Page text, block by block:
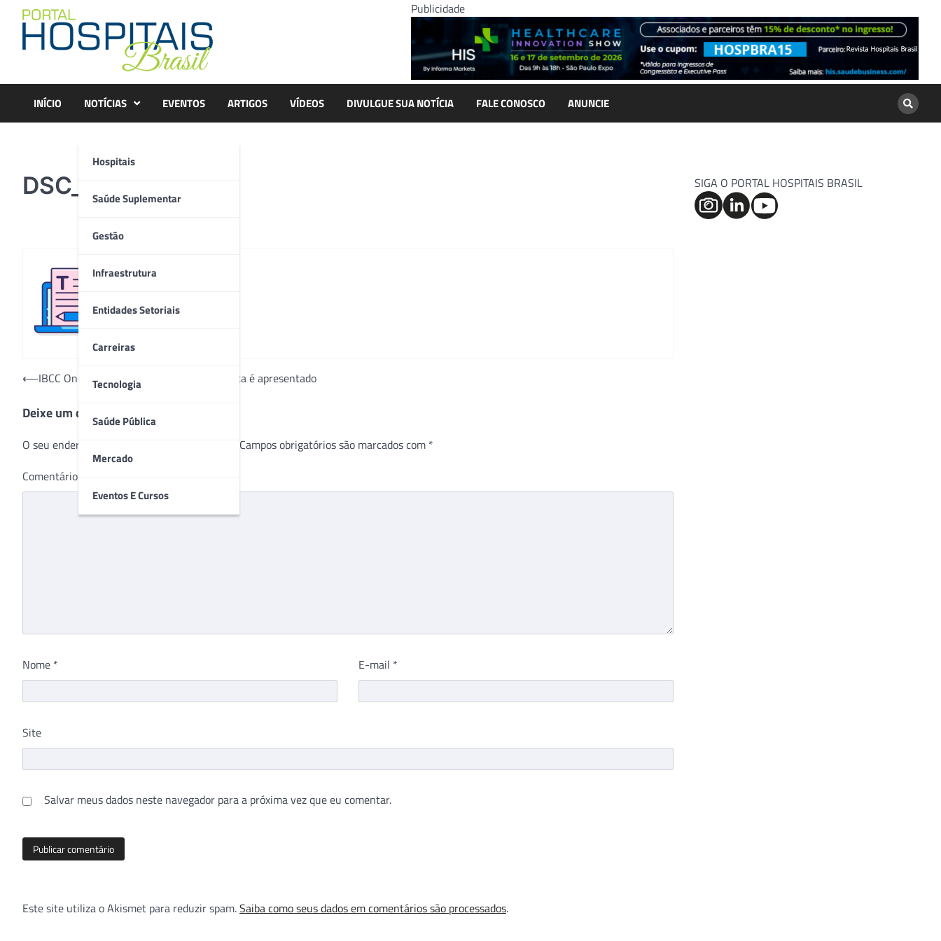
content
Publicidade
INÍCIO NOTÍCIAS
Hospitais
Saúde Suplementar
Gestão
Infraestrutura
Entidades Setoriais
Carreiras
Tecnologia
Saúde Pública
Mercado
Eventos E Cursos
EVENTOS ARTIGOS VÍDEOS DIVULGUE SUA NOTÍCIA FALE CONOSCO ANUNCIE
DSC_06451
Navegação
Post
⟵IBCC Oncologia: reposicionamento de marca é apresentado
Deixe um comentário
O seu endereço de e-mail não será publicado. Campos obrigatórios são marcados com *
Comentário
Nome * E-mail *
Site
Salvar meus dados neste navegador para a próxima vez que eu comentar.
Este site utiliza o Akismet para reduzir spam.Saiba como seus dados em comentários são processados.
SIGA O PORTAL HOSPITAIS BRASIL